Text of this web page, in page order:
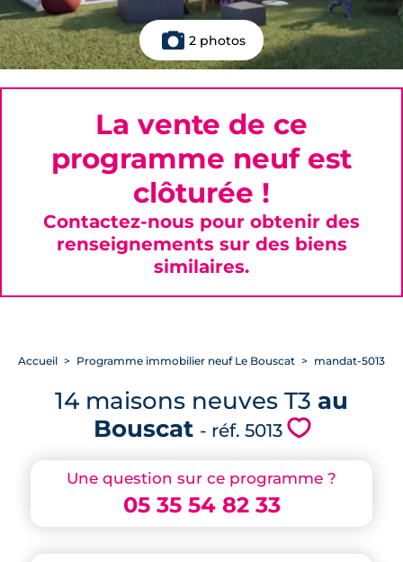
2 photos
Une question sur ce programme ?
05 35 54 82 33
Accueil Programme immobilier neuf Le Bouscat mandat-5013
14 maisons neuves T3 au
Bouscat - réf. 5013 💗
La vente de ce
programme neuf est
clôturée !
Contactez-nous pour obtenir des
renseignements sur des biens
similaires.